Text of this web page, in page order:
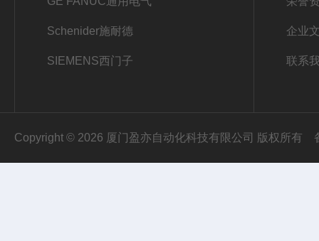
Schenider施耐德
SIEMENS西门子
企业
联系
Copyright © 2026 厦门盈亦自动化科技有限公司 版权所有